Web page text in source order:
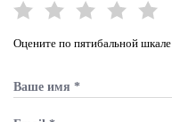
Оцените по пятибальной шкале